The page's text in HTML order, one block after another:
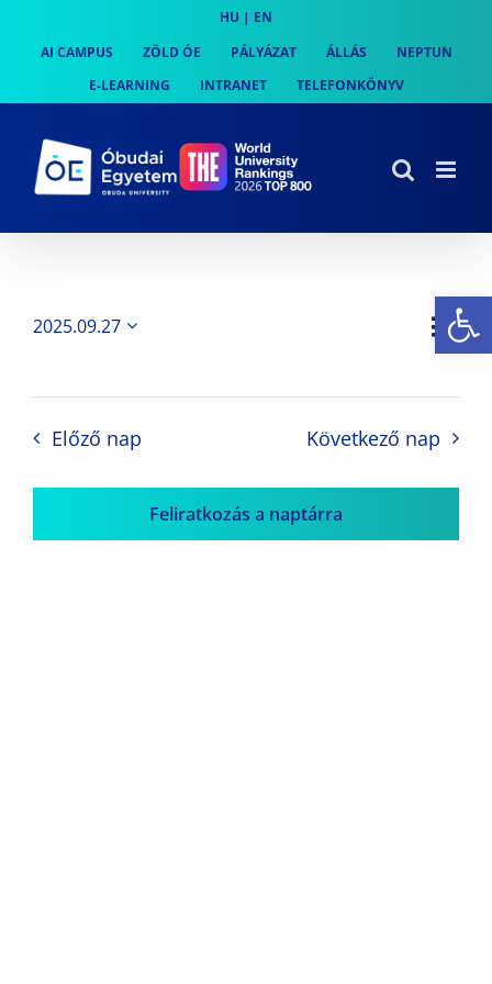
content
HU | EN
AI CAMPUS
ZÖLD ÓE PÁLYÁZAT ÁLLÁS
NEPTUN
E-LEARNING
INTRANET TELEFONKÖNYV
Nap
2025.09.27
Előző nap Következő nap
Feliratkozás a naptárra